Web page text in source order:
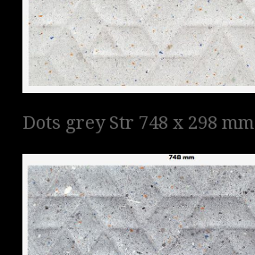
Dots grey Str 748 x 298 mm